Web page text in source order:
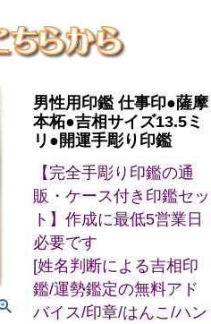
男性用印鑑 仕事印●薩摩
本柘●吉相サイズ13.5ミ
リ●開運手彫り印鑑
【完全手彫り印鑑の通
販・ケース付き印鑑セッ
ト】作成に最低5営業日
必要です
[姓名判断による吉相印
鑑/運勢鑑定の無料アド
バイス/印章/はんこ/ハン